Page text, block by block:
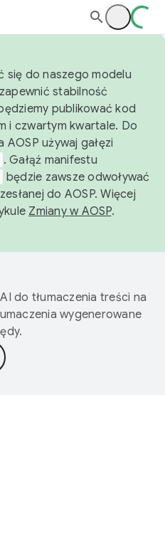
się do naszego modelu
stabilność
publikować kod
i czwartym kwartale. Do
używaj gałęzi
. Gałąź manifestu
będzie zawsze odwoływać
do AOSP. Więcej
Zmiany w AOSP.
do tłumaczenia treści na
wygenerowane